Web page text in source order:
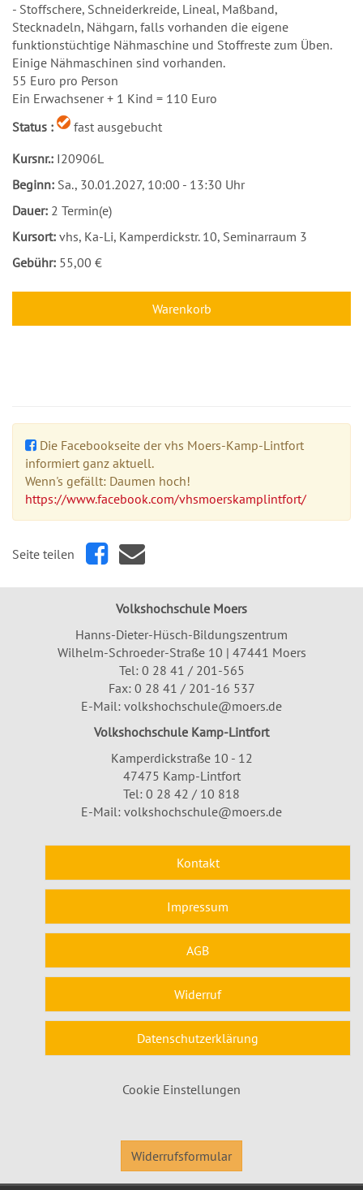
- Stoffschere, Schneiderkreide, Lineal, Maßband,
Stecknadeln, Nähgarn, falls vorhanden die eigene
funktionstüchtige Nähmaschine und Stoffreste zum Üben.
Einige Nähmaschinen sind vorhanden.
55 Euro pro Person
Ein Erwachsener + 1 Kind = 110 Euro
Status :
fast ausgebucht
Kursnr.: I20906L
Beginn: Sa., 30.01.2027, 10:00 - 13:30 Uhr
Dauer: 2 Termin(e)
Kursort: vhs, Ka-Li, Kamperdickstr. 10, Seminarraum 3
Gebühr: 55,00 €
Warenkorb
Die Facebookseite der vhs Moers-Kamp-Lintfort
informiert ganz aktuell.
Wenn's gefällt: Daumen hoch!
https://www.facebook.com/vhsmoerskamplintfort/
Seite teilen
Volkshochschule Moers
Hanns-Dieter-Hüsch-Bildungszentrum
Wilhelm-Schroeder-Straße 10 | 47441 Moers
Tel: 0 28 41 / 201-565
Fax: 0 28 41 / 201-16 537
E-Mail: volkshochschule@moers.de
Volkshochschule Kamp-Lintfort
Kamperdickstraße 10 - 12
47475 Kamp-Lintfort
Tel: 0 28 42 / 10 818
E-Mail: volkshochschule@moers.de
Kontakt
Impressum
AGB
Widerruf
Datenschutzerklärung
Cookie Einstellungen
Widerrufsformular